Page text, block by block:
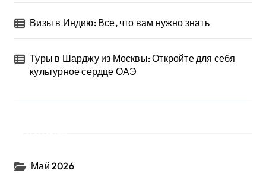
Визы в Индию: Все, что вам нужно знать
Туры в Шарджу из Москвы: Откройте для себя
культурное сердце ОАЭ
Май 2026